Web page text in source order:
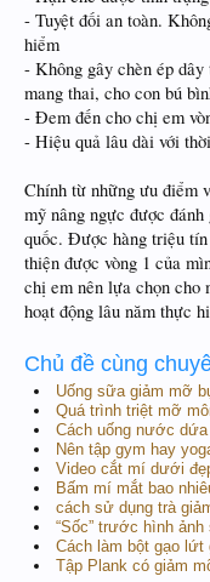
- Tuyệt đối an toàn.
hiểm
- Không gây chèn ép
mang thai, cho con bú
- Đem đến cho chị em
- Hiệu quả lâu dài với
Chính từ những ưu điểm
mỹ nâng ngực được
quốc. Được hàng triệu
thiện được vòng 1 của
chị em nên lựa chọn cho
hoạt động lâu năm thực
Chủ đề cùng
Uống sữa giảm mỡ
Quá trình triệt mỡ
Cách uống nước
Nên tập gym hay
Video cắt mí dưới
Bấm mí mắt bao
cách sử dụng trà
“Sốc” trước hình
Cách làm bột gạo lứt
Tập Plank có giảm